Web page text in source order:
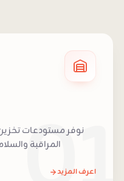
نوفر مستودعات
المراقبة
اعرف المزيد